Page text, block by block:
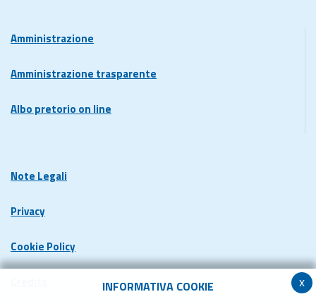
x
INFORMATIVA COOKIE
Amministrazione
Amministrazione trasparente
Albo pretorio on line
Note Legali
Privacy
Cookie Policy